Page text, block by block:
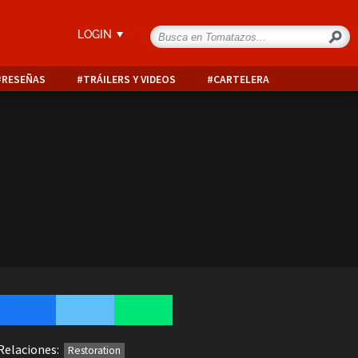
LOGIN
RESEÑAS TRÁILERS Y VIDEOS CARTELERA
Restoration